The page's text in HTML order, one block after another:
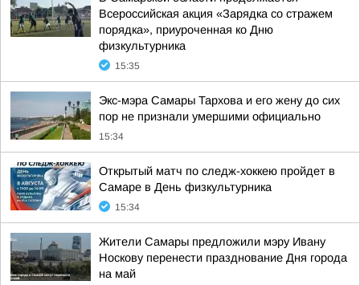
Всероссийская акция «Зарядка со стражем
порядка», приуроченная ко Дню
физкультурника
15:35
Экс-мэра Самары Тархова и его жену до сих
пор не признали умершими официально
15:34
Открытый матч по следж-хоккею пройдет в
Самаре в День физкультурника
15:34
Жители Самары предложили мэру Ивану
Носкову перенести празднование Дня города
на май